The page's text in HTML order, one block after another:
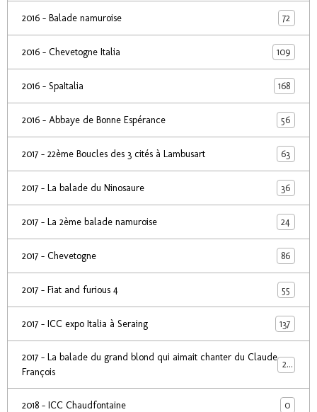
2016 - Balade namuroise 72
2016 - Chevetogne Italia 109
2016 - SpaItalia 168
2016 - Abbaye de Bonne Espérance 56
2017 - 22ème Boucles des 3 cités à Lambusart 63
2017 - La balade du Ninosaure 36
2017 - La 2ème balade namuroise 24
2017 - Chevetogne 86
2017 - Fiat and furious 4 55
2017 - ICC expo Italia à Seraing 137
2017 - La balade du grand blond qui aimait chanter du Claude
François
24
2018 - ICC Chaudfontaine 0